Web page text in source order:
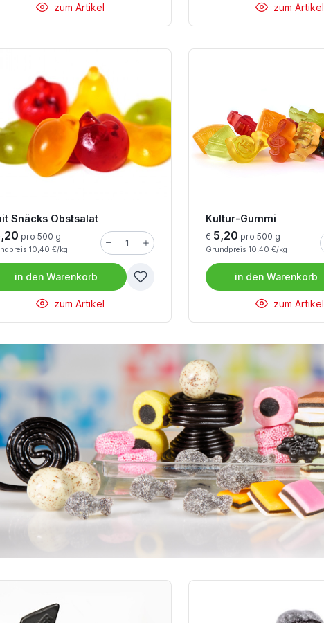
zum Artikel zum Artikel
Snäcks Obstsalat
pro 500 g
10,40 €/kg
in den Warenkorb
zum Artikel
Kultur-Gummi
€ 5,20 pro 500 g
Grundpreis 10,40 €/kg
in den Warenkorb
zum Artikel